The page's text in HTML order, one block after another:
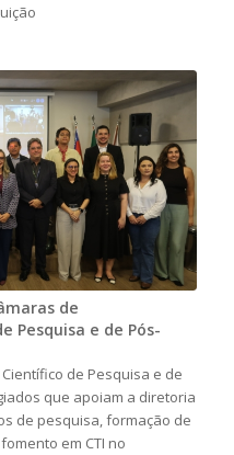
de
Pesquisa e de Pós-
de Pesquisa e de
que apoiam a diretoria
de pesquisa, formação de
em CTI no